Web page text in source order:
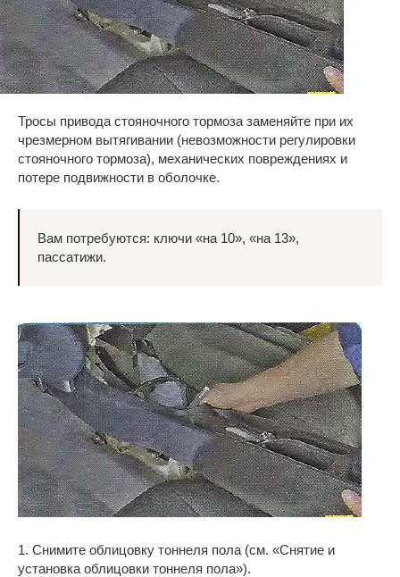
Тросы привода стояночного тормоза заменяйте при их
чрезмерном вытягивании (невозможности регулировки
стояночного тормоза), механических повреждениях и
потере подвижности в оболочке.
Вам потребуются: ключи «на 10», «на 13»,
пассатижи.
1. Снимите облицовку тоннеля пола (см. «Снятие и
установка облицовки тоннеля пола»).